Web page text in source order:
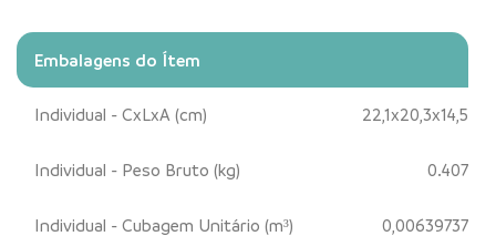
Embalagens do Ítem
Individual - CxLxA (cm) 22,1x20,3x14,5
Individual - Peso Bruto (kg) 0.407
Individual - Cubagem Unitário (m³) 0,00639737